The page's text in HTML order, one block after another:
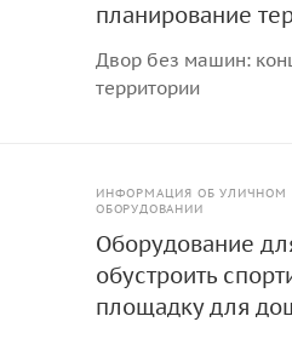
планирование
Двор без машин:
территории
ИНФОРМАЦИЯ ОБ УЛИЧНОМ
ОБОРУДОВАНИИ
Оборудование
обустроить
площадку для